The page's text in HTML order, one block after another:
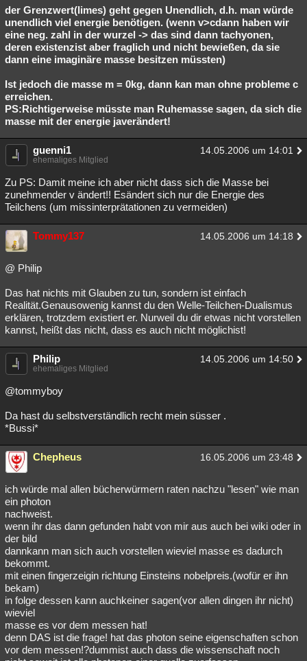
der Grenzwert(limes) geht gegen Unendlich, d.h. man würde
unendlich viel energie benötigen. (wenn v>cdann haben wir
eine neg. zahl in der wurzel -> das sind dann tachyonen,
deren existenzist aber fraglich und nicht bewießen, da sie
dann eine imaginäre masse besitzen müssten)
Ist jedoch die masse m = 0kg, dann kan man ohne probleme c
erreichen.
PS:Richtigerweise müsste man Ruhemasse sagen, da sich die
masse mit der energie javerändert!
guenni1 14.05.2006 um 14:01
ehemaliges Mitglied
Zu PS: Damit meine ich aber nicht dass sich die Masse bei
zunehmender v ändert!! Esändert sich nur die Energie des
Teilchens (um missinterprätationen zu vermeiden)
Tommy137 14.05.2006 um 14:18
@ Philip
Das hat nichts mit Glauben zu tun, sondern ist einfach
Realität.Genausowenig kannst du den Welle-Teilchen-Dualismus
erklären, trotzdem existiert er. Nurweil du dir etwas nicht vorstellen
kannst, heißt das nicht, dass es auch nicht möglichist!
Philip 14.05.2006 um 14:50
ehemaliges Mitglied
@tommyboy
Da hast du selbstverständlich recht mein süsser .
*Bussi*
Chepheus 16.05.2006 um 23:48
ich würde mal allen bücherwürmern raten nachzu "lesen" wie man
ein photon
nachweist.
wenn ihr das dann gefunden habt von mir aus auch bei wiki oder in
der bild
dannkann man sich auch vorstellen wieviel masse es dadurch
bekommt.
mit einen fingerzeigin richtung Einsteins nobelpreis.(wofür er ihn
bekam)
in folge dessen kann auchkeiner sagen(vor allen dingen ihr nicht)
wieviel
masse es vor dem messen hat!
denn DAS ist die frage! hat das photon seine eigenschaften schon
vor dem messen!?dummist auch dass die wissenschaft noch